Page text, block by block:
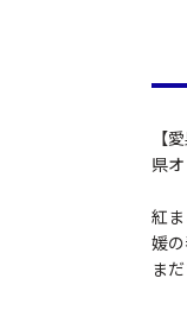
【
県
紅
媛
ま